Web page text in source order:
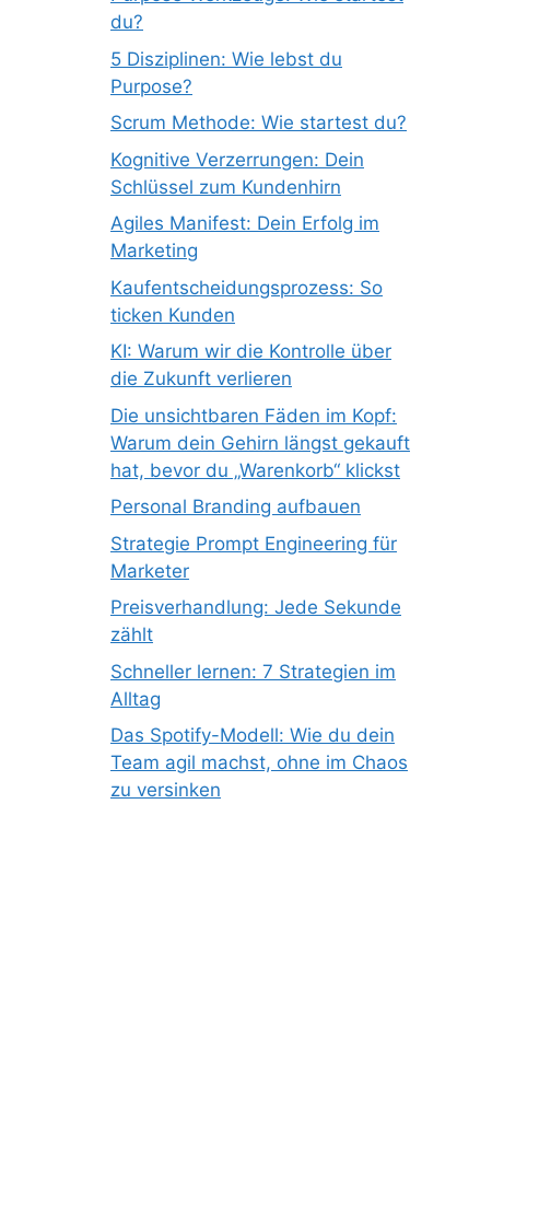
du?
5 Disziplinen: Wie lebst du
Purpose?
Scrum Methode: Wie startest du?
Kognitive Verzerrungen: Dein
Schlüssel zum Kundenhirn
Agiles Manifest: Dein Erfolg im
Marketing
Kaufentscheidungsprozess: So
ticken Kunden
KI: Warum wir die Kontrolle über
die Zukunft verlieren
Die unsichtbaren Fäden im Kopf:
Warum dein Gehirn längst gekauft
hat, bevor du „Warenkorb“ klickst
Personal Branding aufbauen
Strategie Prompt Engineering für
Marketer
Preisverhandlung: Jede Sekunde
zählt
Schneller lernen: 7 Strategien im
Alltag
Das Spotify-Modell: Wie du dein
Team agil machst, ohne im Chaos
zu versinken